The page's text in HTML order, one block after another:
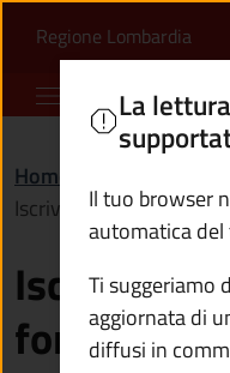
Iscriversi
Regione Lombardia
Comune di
Home
Iscriversi ad un corso
Iscriversi
formazione
La
Il tuo browser
automatica del
Ti suggeriamo
aggiornata di
diffusi in